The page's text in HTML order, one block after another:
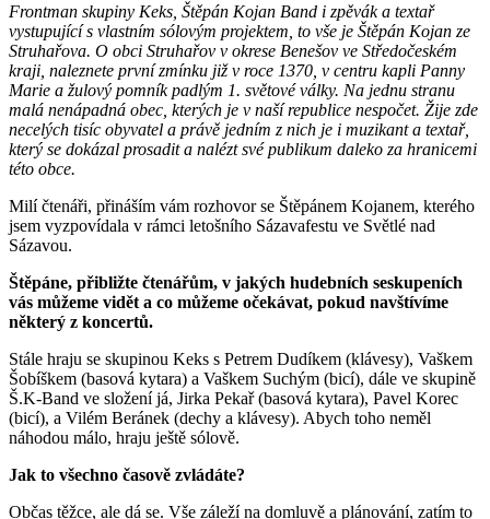
Frontman skupiny Keks, Štěpán Kojan Band i zpěvák a textař
vystupující s vlastním sólovým projektem, to vše je Štěpán Kojan ze
Struhařova. O obci Struhařov v okrese Benešov ve Středočeském
kraji, naleznete první zmínku již v roce 1370, v centru kapli Panny
Marie a žulový pomník padlým 1. světové války. Na jednu stranu
malá nenápadná obec, kterých je v naší republice nespočet. Žije zde
necelých tisíc obyvatel a právě jedním z nich je i muzikant a textař,
který se dokázal prosadit a nalézt své publikum daleko za hranicemi
této obce.
Milí čtenáři, přináším vám rozhovor se Štěpánem Kojanem, kterého
jsem vyzpovídala v rámci letošního Sázavafestu ve Světlé nad
Sázavou.
Štěpáne, přibližte čtenářům, v jakých hudebních seskupeních
vás můžeme vidět a co můžeme očekávat, pokud navštívíme
některý z koncertů.
Stále hraju se skupinou Keks s Petrem Dudíkem (klávesy), Vaškem
Šobíškem (basová kytara) a Vaškem Suchým (bicí), dále ve skupině
Š.K-Band ve složení já, Jirka Pekař (basová kytara), Pavel Korec
(bicí), a Vilém Beránek (dechy a klávesy). Abych toho neměl
náhodou málo, hraju ještě sólově.
Jak to všechno časově zvládáte?
Občas těžce, ale dá se. Vše záleží na domluvě a plánování, zatím to